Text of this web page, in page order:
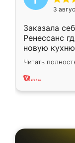
3
Заказала
Ренессанс
новую
вполне
два года,
Читать